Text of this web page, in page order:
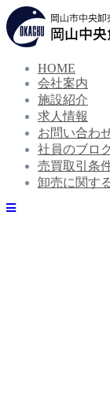
コ
ン
テ
HOME
会社案内
施設紹介
求人情報
お問い合わ
社員のブロ
売買取引条
卸売に関す